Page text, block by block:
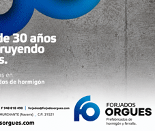
de Montori, los locales
bien y lograban
descanso.
una falta de nuevo se
jugador menos, fueron
de chilena de Jonathán